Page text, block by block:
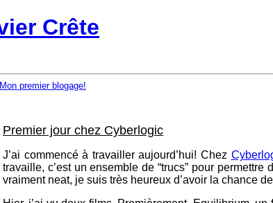
Crête
Mon premier blogage!
Premier jour chez Cyberlogic
J’ai commencé à travailler aujourd’hui! Chez
travaille, c’est un ensemble de “trucs” pour permettre
vraiment neat, je suis très heureux d’avoir la chance